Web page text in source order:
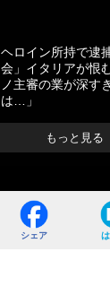
ヘロイン所持で逮
会」イタリアが恨
ノ主審の業が深す
は…」
もっと見る
シェア